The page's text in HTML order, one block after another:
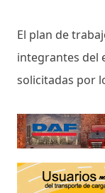
El plan de
integrantes del
solicitadas por